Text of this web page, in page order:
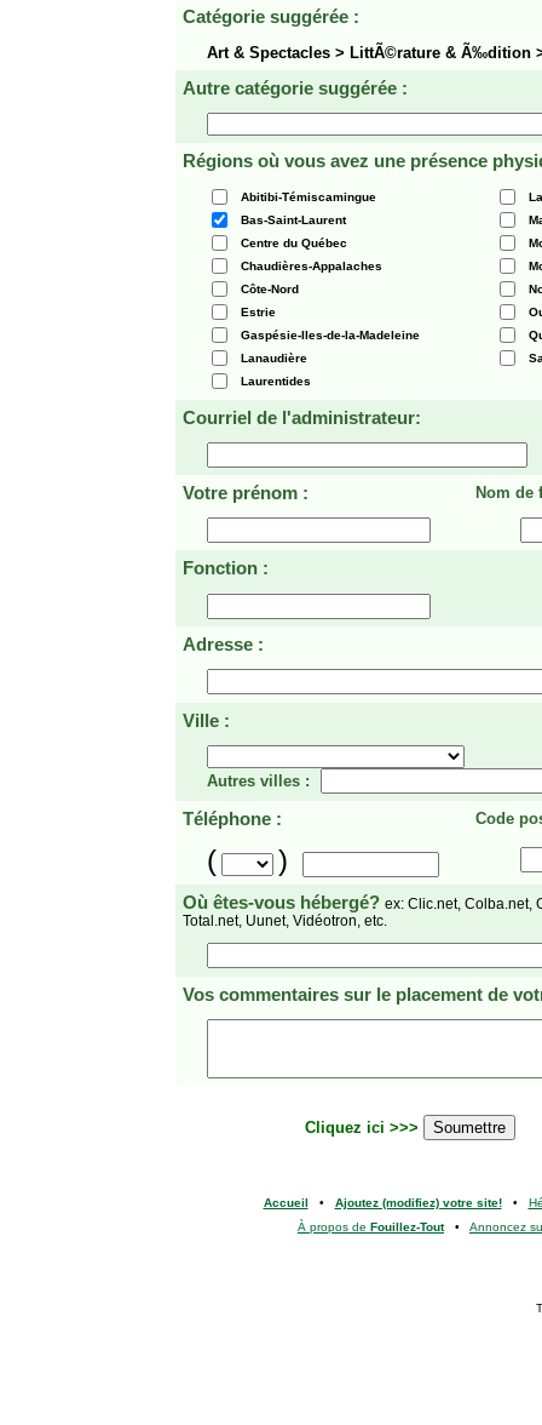
Catégorie suggérée :
Art & Spectacles > LittÃ©rature & Ã‰dition
Autre catégorie suggérée :
Régions où vous avez une présence
Abitibi-Témiscamingue
Bas-Saint-Laurent
Centre du Québec
Chaudières-Appalaches
Côte-Nord
Estrie
Gaspésie-Iles-de-la-Madeleine
Lanaudière
Laurentides
Courriel de l'administrateur:
Votre prénom : Nom de
Fonction :
Adresse :
Ville :
Autres villes :
Téléphone : Code
( )
Où êtes-vous hébergé? ex: Clic.net, Colba.net,
Total.net, Uunet, Vidéotron, etc.
Vos commentaires sur le placement de
Cliquez ici >>>
Accueil • Ajoutez (modifiez) votre site!•
À propos de Fouillez-Tout• Annoncez